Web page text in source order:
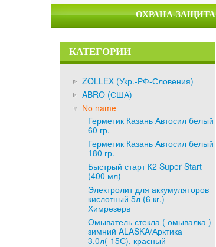
ОХРАНА-ЗАЩИТА
КАТЕГОРИИ
ZOLLEX (Укр.-РФ-Словения)
ABRO (США)
No name
Герметик Казань Автосил белый
60 гр.
Герметик Казань Автосил белый
180 гр.
Быстрый старт К2 Super Start
(400 мл)
Электролит для аккумуляторов
кислотный 5л (6 кг.) -
Химрезерв
Омыватель стекла ( омывалка )
зимний ALASKA/Арктика
3,0л(-15С), красный